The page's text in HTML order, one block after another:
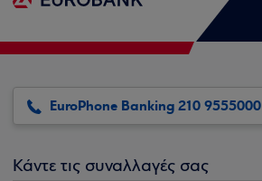
EuroPhone Banking 210 9555000
Κάντε τις συναλλαγές σας